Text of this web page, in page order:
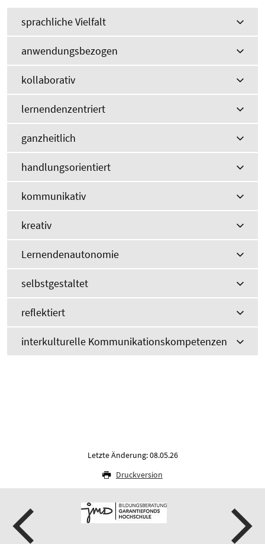
sprachliche Vielfalt
anwendungsbezogen
kollaborativ
lernendenzentriert
ganzheitlich
handlungsorientiert
kommunikativ
kreativ
Lernendenautonomie
selbstgestaltet
reflektiert
interkulturelle Kommunikationskompetenzen
Letzte Änderung: 08.05.26
Druckversion